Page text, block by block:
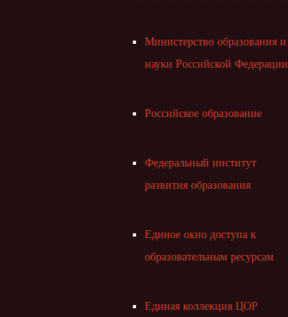
Министерство образования и
науки Российской Федерации
Российское образование
Федеральный институт
развития образования
Единое окно доступа к
образовательным ресурсам
Единая коллекция ЦОР